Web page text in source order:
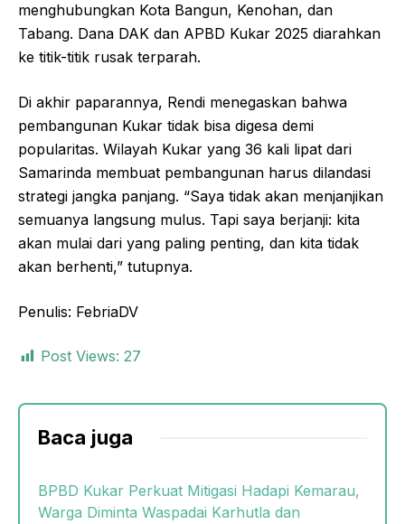
menghubungkan Kota Bangun, Kenohan, dan
Tabang. Dana DAK dan APBD Kukar 2025 diarahkan
ke titik-titik rusak terparah.
Di akhir paparannya, Rendi menegaskan bahwa
pembangunan Kukar tidak bisa digesa demi
popularitas. Wilayah Kukar yang 36 kali lipat dari
Samarinda membuat pembangunan harus dilandasi
strategi jangka panjang. “Saya tidak akan menjanjikan
semuanya langsung mulus. Tapi saya berjanji: kita
akan mulai dari yang paling penting, dan kita tidak
akan berhenti,” tutupnya.
Penulis: FebriaDV
Post Views: 27
Baca juga
BPBD Kukar Perkuat Mitigasi Hadapi Kemarau,
Warga Diminta Waspadai Karhutla dan